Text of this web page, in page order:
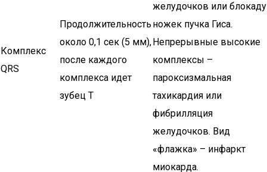
Комплекс
QRS
Продолжительность
около 0,1 сек (5 мм),
после каждого
комплекса идет
зубец Т
желудочков или блокаду
ножек пучка Гиса.
Непрерывные высокие
комплексы –
пароксизмальная
тахикардия или
фибрилляция
желудочков. Вид
«флажка» – инфаркт
миокарда.